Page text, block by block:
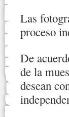
Las
proceso
De
de la
desean